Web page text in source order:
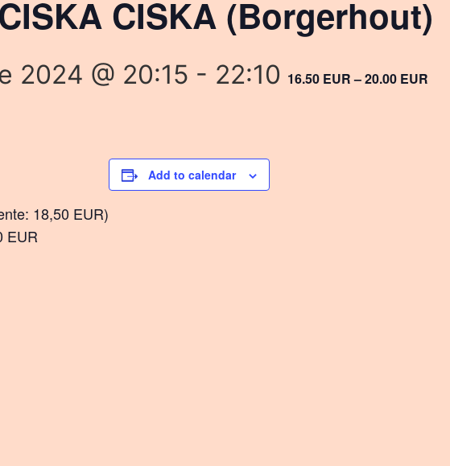
CISKA (Borgerhout)
2024 @ 20:15 - 22:10 16.50 EUR – 20.00 EUR
18,50 EUR)
EUR
Add to calendar